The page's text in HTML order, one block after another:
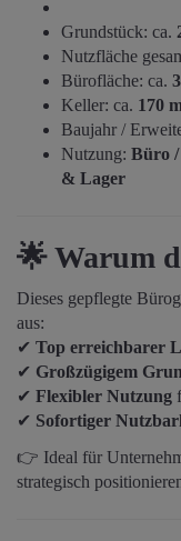
Grundstück: ca.
Nutzfläche
Bürofläche: ca.
Keller: ca. 170
Baujahr /
Nutzung: Büro
& Lager
🌟Warum
Dieses gepflegte
aus:
✔ Top erreichbarer
✔ Großzügigem
✔ Flexibler Nutzung
✔ Sofortiger
👉 Ideal für
strategisch